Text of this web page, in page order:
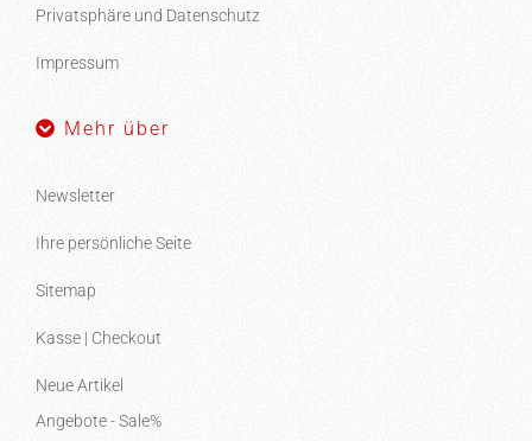
Privatsphäre und Datenschutz
Impressum
Mehr über
Newsletter
Ihre persönliche Seite
Sitemap
Kasse | Checkout
Neue Artikel
Angebote - Sale%